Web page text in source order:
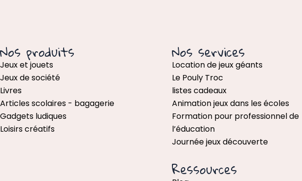
Nos produits
Jeux et jouets
Jeux de société
Livres
Articles scolaires - bagagerie
Gadgets ludiques
Loisirs créatifs
Nos services
Location de jeux géants
Le Pouly Troc
listes cadeaux
Animation jeux dans les écoles
Formation pour professionnel de
l’éducation
Journée jeux découverte
Ressources